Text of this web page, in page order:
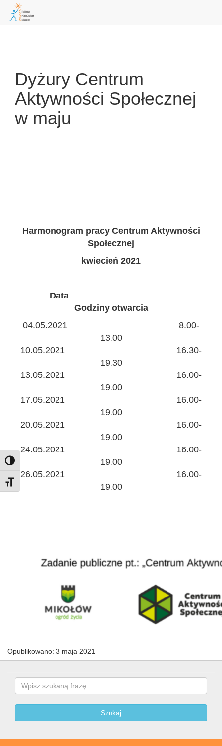
Toggle High Contrast
Toggle Font size
Dyżury Centrum
Aktywności Społecznej
w maju
Harmonogram pracy Centrum Aktywności
Społecznej
kwiecień 2021
Data
Godziny otwarcia
04.05.2021 8.00-
13.00
10.05.2021 16.30-
19.30
13.05.2021 16.00-
19.00
17.05.2021 16.00-
19.00
20.05.2021 16.00-
19.00
24.05.2021 16.00-
19.00
26.05.2021 16.00-
19.00
Opublikowano: 3 maja 2021
Search
Szukaj